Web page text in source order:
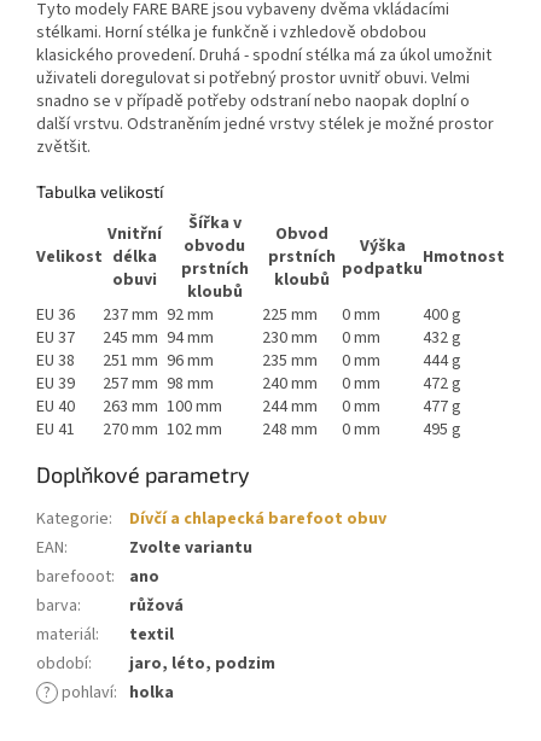
Tyto modely FARE BARE jsou vybaveny dvěma vkládacími
stélkami. Horní stélka je funkčně i vzhledově obdobou
klasického provedení. Druhá - spodní stélka má za úkol umožnit
uživateli doregulovat si potřebný prostor uvnitř obuvi. Velmi
snadno se v případě potřeby odstraní nebo naopak doplní o
další vrstvu. Odstraněním jedné vrstvy stélek je možné prostor
zvětšit.
Tabulka velikostí
Velikost
Vnitřní
délka
obuvi
Šířka v
obvodu
prstních
kloubů
Obvod
prstních
kloubů
Výška
podpatkuHmotnost
EU 36 237 mm 92 mm 225 mm 0 mm
400 g
EU 37
245 mm 94 mm 230 mm 0 mm
432 g
EU 38
251 mm 96 mm 235 mm 0 mm
444 g
EU 39
257 mm 98 mm 240 mm 0 mm
472 g
EU 40
263 mm 100 mm 244 mm 0 mm
477 g
EU 41
270 mm 102 mm 248 mm 0 mm 495 g
Doplňkové parametry
Kategorie:
Dívčí a chlapecká barefoot obuv
EAN:
Zvolte variantu
barefooot:
ano
barva:
růžová
materiál:
textil
období:
jaro, léto, podzim
? pohlaví: holka